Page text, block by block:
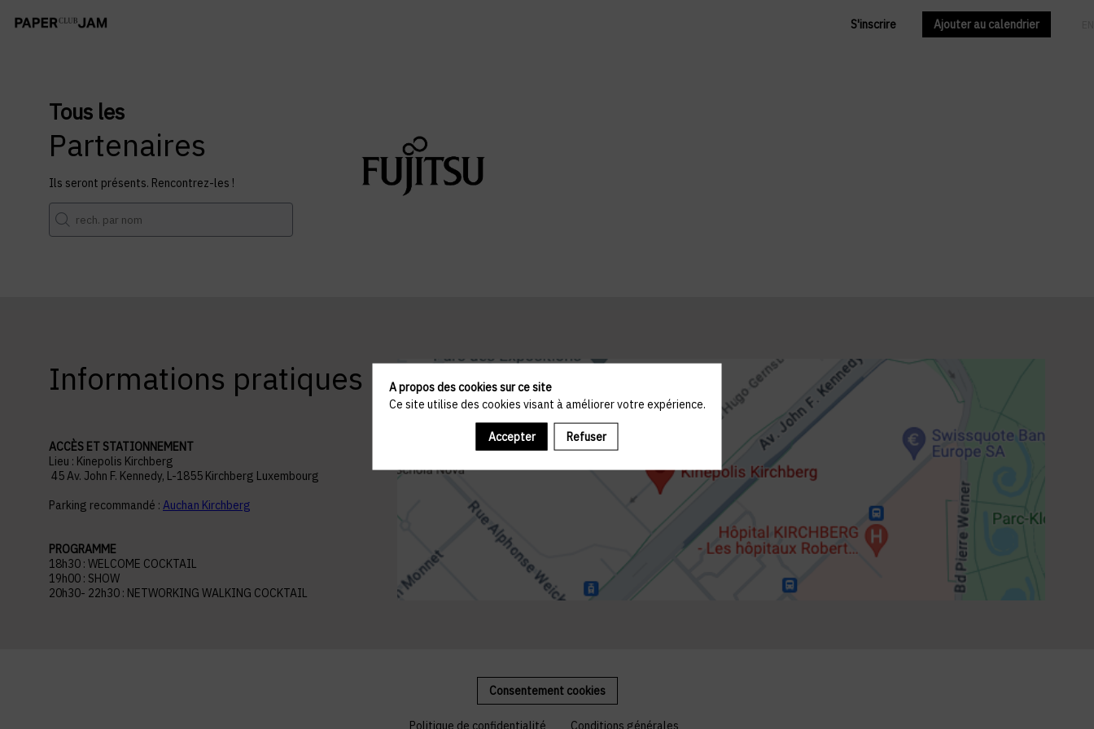
S'inscrire Ajouter au calendrier
Tous les
Partenaires
Ils seront présents. Rencontrez-les !
Informations pratiques
ACCÈS ET STATIONNEMENT
Lieu : Kinepolis Kirchberg
45 Av. John F. Kennedy, L-1855 Kirchberg Luxembourg
Parking recommandé : Auchan Kirchberg
PROGRAMME
18h30 : WELCOME COCKTAIL
19h00 : SHOW
20h30- 22h30 : NETWORKING WALKING COCKTAIL
Consentement cookies
Politique de confidentialité Conditions générales
A propos des cookies sur ce site
Ce site utilise des cookies visant à améliorer votre expérience.
Accepter Refuser